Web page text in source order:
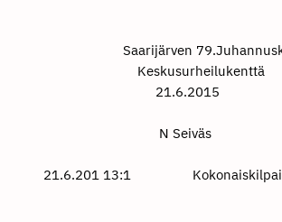
Saarijärven
Keskusurheilukenttä
21.6.2015
N Seiväs
21.6.201 13:1